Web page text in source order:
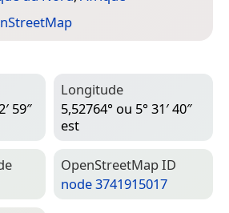
59″
Longitude
5,52764° ou 5° 31′ 40″
est
Open­Street­Map ID
node 3741915017